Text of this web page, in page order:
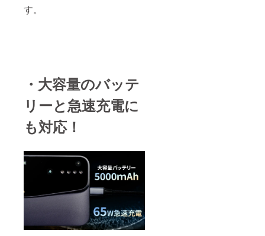
す。
・大容量のバッテ
リーと急速充電に
も対応！